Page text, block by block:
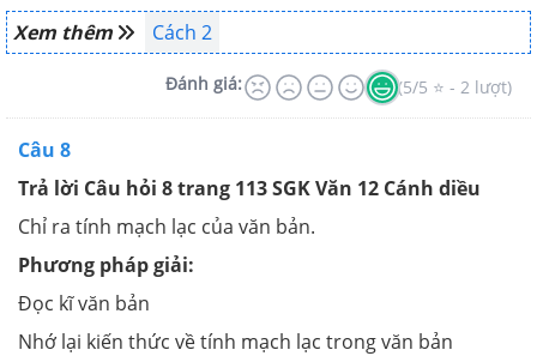
Xem thêm
Cách 2
Đánh giá: (5/5 ⭐ - 2 lượt)
Câu 8
Trả lời Câu hỏi 8 trang 113 SGK Văn 12 Cánh diều
Chỉ ra tính mạch lạc của văn bản.
Phương pháp giải:
Đọc kĩ văn bản
Nhớ lại kiến thức về tính mạch lạc trong văn bản